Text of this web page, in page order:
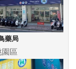
藥局
區